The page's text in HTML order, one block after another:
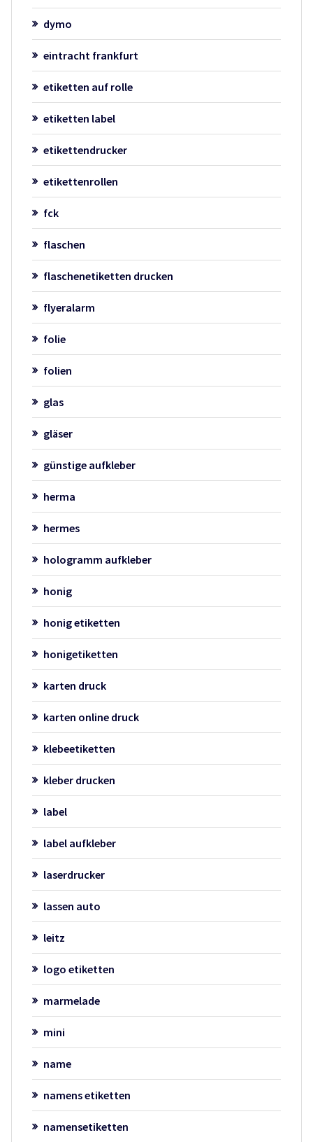
dymo
eintracht frankfurt
etiketten auf rolle
etiketten label
etikettendrucker
etikettenrollen
fck
flaschen
flaschenetiketten drucken
flyeralarm
folie
folien
glas
gläser
günstige aufkleber
herma
hermes
hologramm aufkleber
honig
honig etiketten
honigetiketten
karten druck
karten online druck
klebeetiketten
kleber drucken
label
label aufkleber
laserdrucker
lassen auto
leitz
logo etiketten
marmelade
mini
name
namens etiketten
namensetiketten